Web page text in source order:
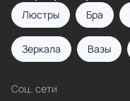
Люстры Бра
Зеркала Вазы
Соц. сети